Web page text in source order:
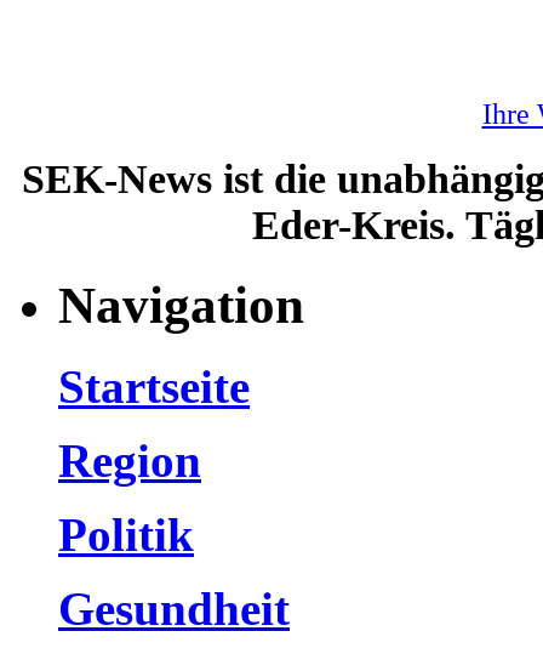
Ihre
SEK-News ist die
Eder-Kreis.
Navigation
Startseite
Region
Politik
Gesundheit